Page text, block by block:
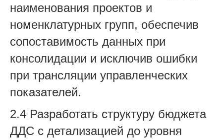
наименования проектов и
номенклатурных групп, обеспечив
сопоставимость данных при
консолидации и исключив ошибки
при трансляции управленческих
показателей.
2.4 Разработать структуру бюджета
ДДС с детализацией до уровня